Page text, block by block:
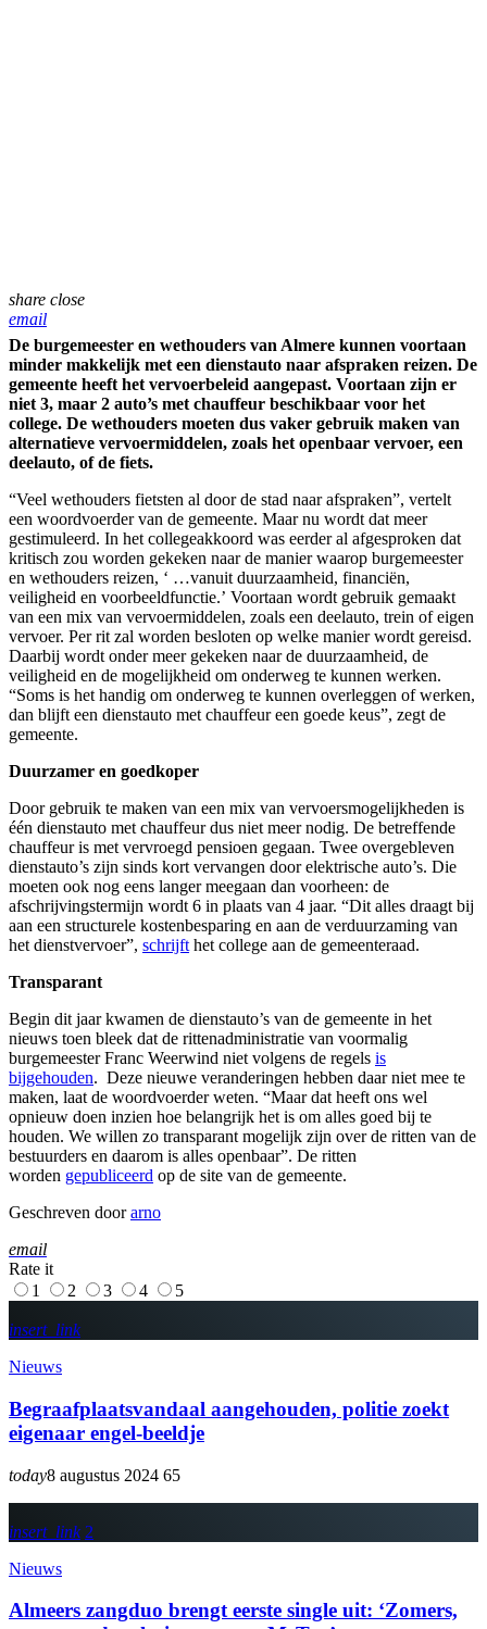
share close
email
De burgemeester en wethouders van Almere kunnen voortaan
minder makkelijk met een dienstauto naar afspraken reizen. De
gemeente heeft het vervoerbeleid aangepast. Voortaan zijn er
niet 3, maar 2 auto’s met chauffeur beschikbaar voor het
college. De wethouders moeten dus vaker gebruik maken van
alternatieve vervoermiddelen, zoals het openbaar vervoer, een
deelauto, of de fiets.
“Veel wethouders fietsten al door de stad naar afspraken”, vertelt
een woordvoerder van de gemeente. Maar nu wordt dat meer
gestimuleerd. In het collegeakkoord was eerder al afgesproken dat
kritisch zou worden gekeken naar de manier waarop burgemeester
en wethouders reizen, ‘ …vanuit duurzaamheid, financiën,
veiligheid en voorbeeldfunctie.’ Voortaan wordt gebruik gemaakt
van een mix van vervoermiddelen, zoals een deelauto, trein of eigen
vervoer. Per rit zal worden besloten op welke manier wordt gereisd.
Daarbij wordt onder meer gekeken naar de duurzaamheid, de
veiligheid en de mogelijkheid om onderweg te kunnen werken.
“Soms is het handig om onderweg te kunnen overleggen of werken,
dan blijft een dienstauto met chauffeur een goede keus”, zegt de
gemeente.
Duurzamer en goedkoper
Door gebruik te maken van een mix van vervoersmogelijkheden is
één dienstauto met chauffeur dus niet meer nodig. De betreffende
chauffeur is met vervroegd pensioen gegaan. Twee overgebleven
dienstauto’s zijn sinds kort vervangen door elektrische auto’s. Die
moeten ook nog eens langer meegaan dan voorheen: de
afschrijvingstermijn wordt 6 in plaats van 4 jaar. “Dit alles draagt bij
aan een structurele kostenbesparing en aan de verduurzaming van
het dienstvervoer”, schrijft het college aan de gemeenteraad.
Transparant
Begin dit jaar kwamen de dienstauto’s van de gemeente in het
nieuws toen bleek dat de rittenadministratie van voormalig
burgemeester Franc Weerwind niet volgens de regels is
bijgehouden. Deze nieuwe veranderingen hebben daar niet mee te
maken, laat de woordvoerder weten. “Maar dat heeft ons wel
opnieuw doen inzien hoe belangrijk het is om alles goed bij te
houden. We willen zo transparant mogelijk zijn over de ritten van de
bestuurders en daarom is alles openbaar”. De ritten
worden gepubliceerd op de site van de gemeente.
Geschreven doorarno
email
Rate it
1
2 3 4 5
insert_link
Nieuws
Begraafplaatsvandaal aangehouden, politie zoekt
eigenaar engel-beeldje
today8 augustus 2024 65
insert_link 2
Nieuws
Almeers zangduo brengt eerste single uit: ‘Zomers,